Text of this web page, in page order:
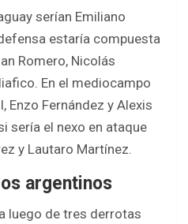
serían Emiliano
estaría compuesta
Romero, Nicolás
En el mediocampo
Enzo Fernández y Alexis
sería el nexo en ataque
y Lautaro Martínez.
argentinos
luego de tres derrotas